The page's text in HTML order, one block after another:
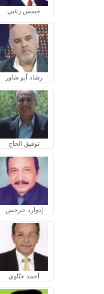
جيمس زغبي
رشاد أبو شاور
توفيق الحاج
إدوارد جرجس
أحمد ختّاوي